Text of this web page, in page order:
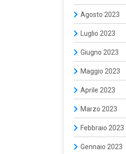
Agosto 2023
Luglio 2023
Giugno 2023
Maggio 2023
Aprile 2023
Marzo 2023
Febbraio 2023
Gennaio 2023